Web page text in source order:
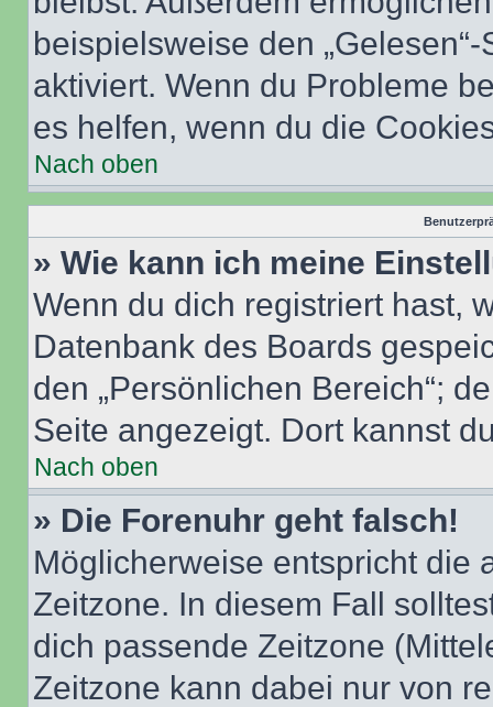
beispielsweise den
aktiviert. Wenn du Probleme
es helfen, wenn du die
Nach oben
» Wie kann ich meine
Wenn du dich registriert hast,
Datenbank des Boards
den „Persönlichen Bereich“;
Seite angezeigt. Dort kannst
Nach oben
» Die Forenuhr geht falsch!
Möglicherweise entspricht die
Zeitzone. In diesem Fall
dich passende Zeitzone
Zeitzone kann dabei nur von